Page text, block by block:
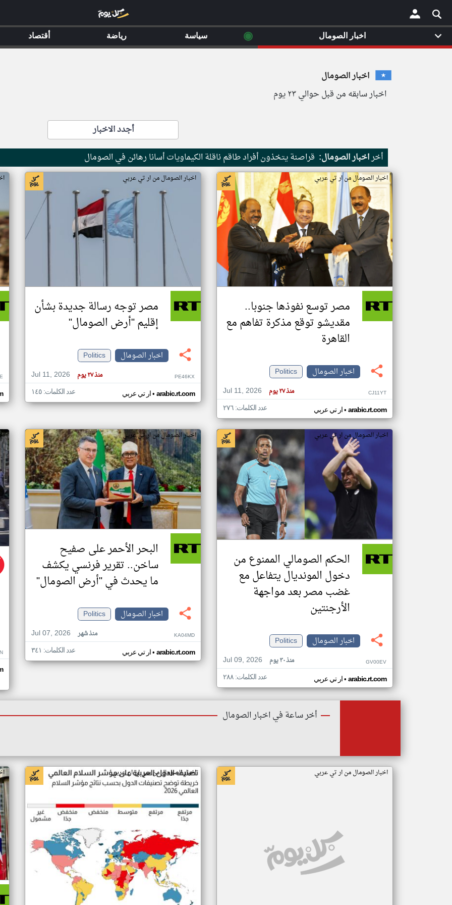
×
اخبار الصومال
اخبار سابقه من قبل حوالي ٢٣ يوم
أجدد الاخبار
أخراخبار الصومال: قراصنة يتخذون أفراد طاقم ناقلة الكيماويات أسانا رهائن في الصومال
اخبار الصومال من ار تي عربي
مصر توسع نفوذها جنوبا..
مقديشو توقع مذكرة تفاهم مع
القاهرة
اخبار الصومال
Politics
Jul 11, 2026
منذ ٢٧ يوم CJ11YT
ار تي عربي• arabic.rt.com عدد الكلمات: ٢٧٦
اخبار الصومال من ار تي عربي
مصر توجه رسالة جديدة بشأن
إقليم "أرض الصومال"
اخبار الصومال
Politics
Jul 11, 2026
منذ ٢٧ يوم PE46KX
ار تي عربي• arabic.rt.com عدد الكلمات: ١٤٥
اخبار الصومال من ار تي عربي
الحكم الصومالي الممنوع من
دخول المونديال يتفاعل مع
غضب مصر بعد مواجهة
الأرجنتين
اخبار الصومال
Politics
Jul 09, 2026
منذ ٣٠ يوم GV00EV
ار تي عربي• arabic.rt.com عدد الكلمات: ٢٨٨
اخبار الصومال من ار تي عربي
البحر الأحمر على صفيح
ساخن.. تقرير فرنسي يكشف
ما يحدث في "أرض الصومال"
اخبار الصومال
Politics
Jul 07, 2026
منذ شهر KA04MD
ار تي عربي• arabic.rt.com عدد الكلمات: ٣٤١
أخر ساعة في اخبار الصومال
اخبار الصومال من ار تي عربي اخبار الصومال من سي ان ان عربي
اخبار الصومال ◉ سياسة رياضة أقتصاد